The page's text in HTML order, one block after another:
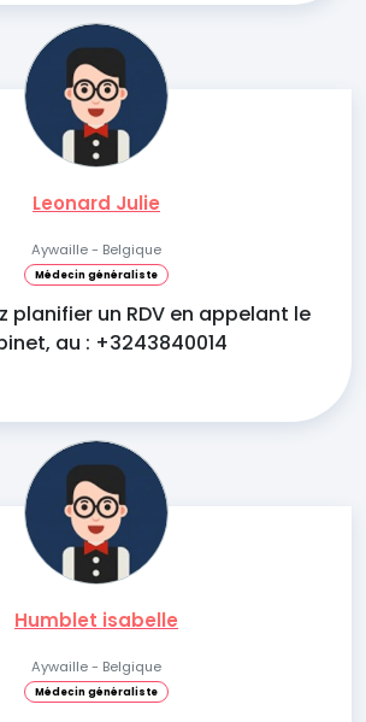
Leonard Julie
Aywaille - Belgique
Médecin généraliste
planifier un RDV en appelant le
au : +3243840014
Humblet isabelle
Aywaille - Belgique
Médecin généraliste